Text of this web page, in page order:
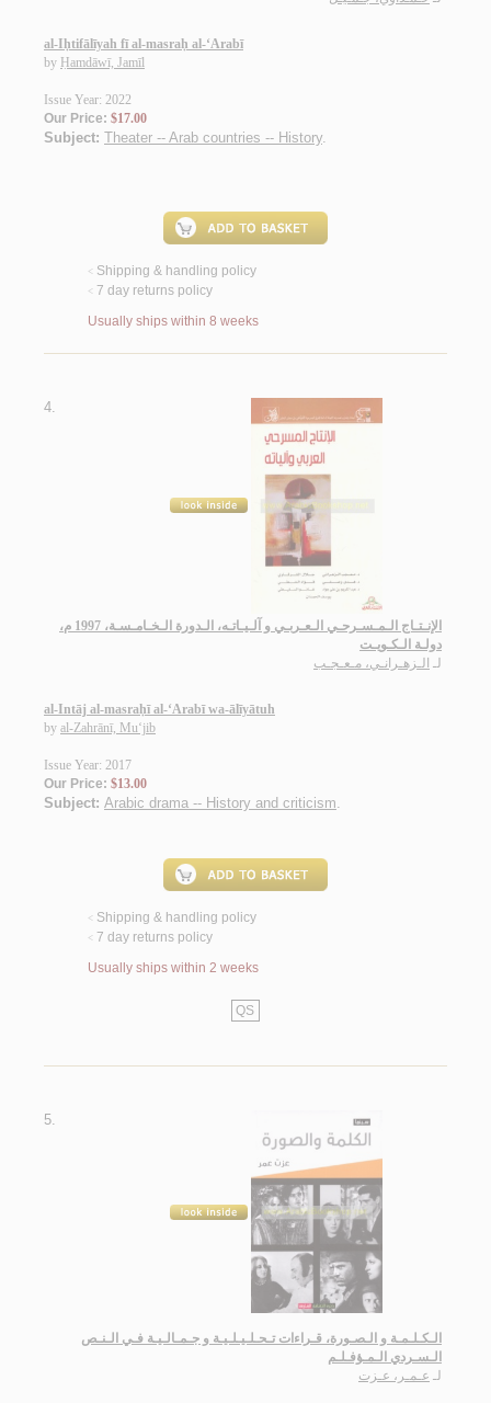
al-Iḥtifālīyah fī al-masraḥ al-‘Arabī
by Ḥamdāwī, Jamīl
Issue Year: 2022
Our Price: $17.00
Subject: Theater -- Arab countries -- History.
< Shipping & handling policy
< 7 day returns policy
Usually ships within 8 weeks
4.
الإنـتـاج الـمـسـرحـي الـعـربـي و آلـيـاتـه، الـدورة الـخـامـسـة، 1997 م،
دولـة الـكـويـت
لـ الـزهـرانـي، مـعـجـب
al-Intāj al-masraḥī al-‘Arabī wa-ālīyātuh
by al-Zahrānī, Mu‘jib
Issue Year: 2017
Our Price: $13.00
Subject: Arabic drama -- History and criticism.
< Shipping & handling policy
< 7 day returns policy
Usually ships within 2 weeks
QS
5.
الـكـلـمـة و الـصـورة، قـراءات تـحـلـيـلـيـة و جـمـالـيـة فـي الـنـص
الـسـردي الـمـؤفـلـم
لـ عـمـر، عـزت